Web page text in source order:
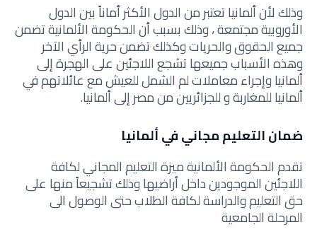
وذلك لأن ألمانيا تعتبر من الدول الأكثر أماناً بين الدول
الأوروبية مجتمعة ، وذلك بسبب أن الحكومة الألمانية تضمن
جميع الحقوق والحريات وكذلك تضمن حرية الرأي الآخر
وهذه الأسباب جميعها تشجع اللاجئين على الهجرة إلى
ألمانيا وإجراء معاملات لم الشمل للعيش مع عائلاتهم في
ألمانيا للمغاربة و للجزائريين من مصر إلى ألمانيا.
ضمان التعليم مجاني في ألمانيا
تقدم الحكومة الألمانية ميزة التعليم المجاني لكافة
اللاجئين الموجودين داخل أراضيها وذلك تشجيعاً منها على
حق التعليم والدراسة لكافة الطلاب حتى الوصول الى
المرحلة الجامعية